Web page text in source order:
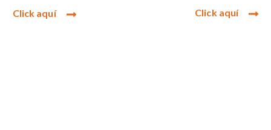
Click aquí Click aquí